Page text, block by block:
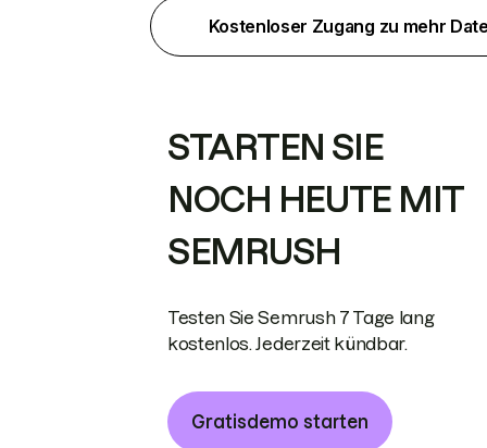
Kostenloser Zugang zu mehr
STARTEN SIE
NOCH HEUTE MIT
SEMRUSH
Testen Sie Semrush 7 Tage lang
kostenlos. Jederzeit kündbar.
Gratisdemo starten